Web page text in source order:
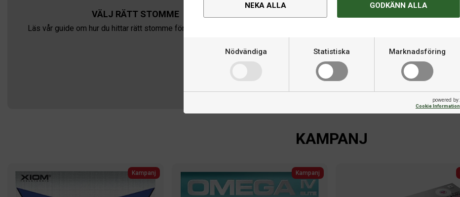
NEKA ALLA GODKÄNN ALLA
Nödvändiga Statistiska Marknadsföring
powered by:
Cookie Information
VÄLJ RÄTT STOMME
Läs vår guide om hur du hittar rätt stomme för dig och ditt spel.
Läs vår guide om hur du hittar rätt pingisgummi för
SÅ LIMMAR DU DITT RACKET
Läs vår guide om hur du limmar ditt racket på egen hand.
KAMPANJ
Kampanj Kampanj